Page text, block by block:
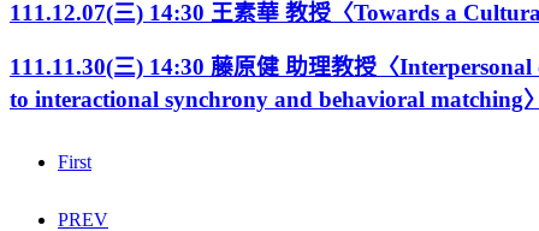
111.12.07(三) 14:30 王素華 教授〈Towards a
111.11.30(三) 14:30 藤原健 助理教授〈
to interactional synchrony and behavioral matching
First
PREV